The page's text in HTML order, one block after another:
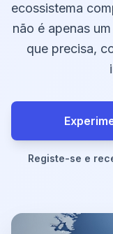
ecossistema
não é apenas
que precisa,
Registe-se e